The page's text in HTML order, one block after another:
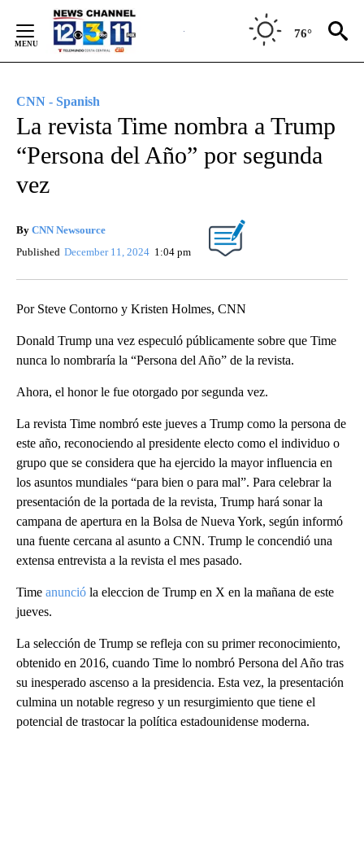
Content
76°
CNN - Spanish
La revista Time nombra a Trump
“Persona del Año” por segunda
vez
By CNN Newsource
Published December 11, 2024 1:04 pm
Por Steve Contorno y Kristen Holmes, CNN
Donald Trump una vez especuló públicamente sobre que Time
nunca lo nombraría la “Persona del Año” de la revista.
Ahora, el honor le fue otorgado por segunda vez.
La revista Time nombró este jueves a Trump como la persona de
este año, reconociendo al presidente electo como el individuo o
grupo que se considera que ha ejercido la mayor influencia en
los asuntos mundiales “para bien o para mal”. Para celebrar la
presentación de la portada de la revista, Trump hará sonar la
campana de apertura en la Bolsa de Nueva York, según informó
una fuente cercana al asunto a CNN. Trump le concendió una
extensa entrevista a la revista el mes pasado.
Time anunció la eleccion de Trump en X en la mañana de este
jueves.
La selección de Trump se refleja con su primer reconocimiento,
obtenido en 2016, cuando Time lo nombró Persona del Año tras
su inesperado ascenso a la presidencia. Esta vez, la presentación
culmina un notable regreso y un resurgimiento que tiene el
potencial de trastocar la política estadounidense moderna.